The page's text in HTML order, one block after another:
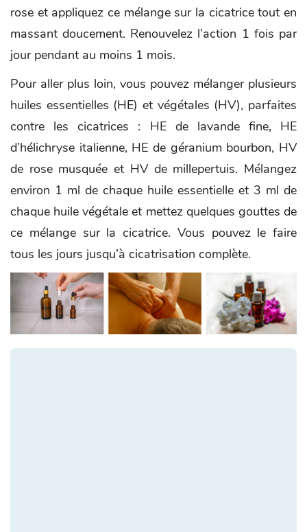
rose et appliquez ce mélange sur la cicatrice tout en
massant doucement. Renouvelez l’action 1 fois par
jour pendant au moins 1 mois.
Pour aller plus loin, vous pouvez mélanger plusieurs
huiles essentielles (HE) et végétales (HV), parfaites
contre les cicatrices : HE de lavande fine, HE
d’hélichryse italienne, HE de géranium bourbon, HV
de rose musquée et HV de millepertuis. Mélangez
environ 1 ml de chaque huile essentielle et 3 ml de
chaque huile végétale et mettez quelques gouttes de
ce mélange sur la cicatrice. Vous pouvez le faire
tous les jours jusqu’à cicatrisation complète.